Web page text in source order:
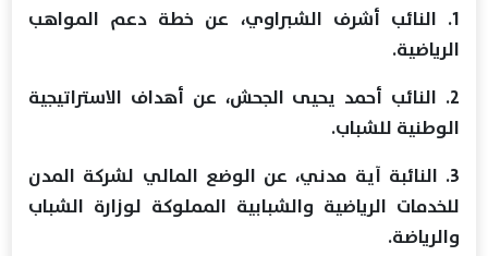
1. النائب أشرف الشبراوي، عن خطة دعم المواهب
الرياضية.
2. النائب أحمد يحيى الجحش، عن أهداف الاستراتيجية
الوطنية للشباب.
3. النائبة آية مدني، عن الوضع المالي لشركة المدن
للخدمات الرياضية والشبابية المملوكة لوزارة الشباب
والرياضة.